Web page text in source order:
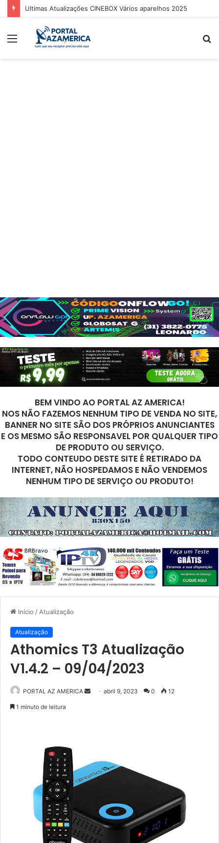
Ultimas Atualizações CINEBOX Vários aparelhos 2025
BEM VINDO AO PORTAL AZ AMERICA!
NOS NÃO FAZEMOS NENHUM TIPO DE VENDA NO SITE,
BANNER NO SITE SÃO DOS PRÓPRIOS ANUNCIANTES
E OS MESMO SÃO RESPONSAVEL POR QUALQUER TIPO
DE PRODUTO OU SERVIÇO.
TODO CONTEUDO DESTE SITE É RETIRADO DA
INTERNET, NÃO HOSPEDAMOS E NÃO VENDEMOS
NENHUM TIPO DE SERVIÇO OU PRODUTO!
Início / Atualização
Atualização
Athomics T3 Atualização
V1.4.2 – 09/04/2023
PORTAL AZ AMERICA
m
e
i
abril 9, 2023 0 12
1 minuto de leitura